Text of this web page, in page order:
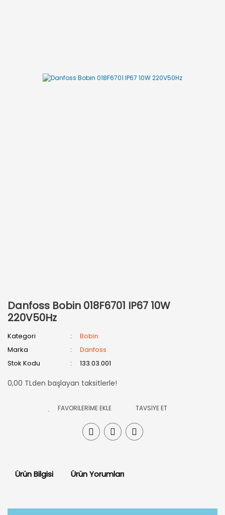
Danfoss Bobin 018F6701 IP67 10W
220V50Hz
Kategori
Bobin
Marka
Danfoss
Stok Kodu
133.03.001
0,00 TLden başlayan taksitlerle!
TAVSİYE ET
Ürün Bilgisi Ürün Yorumları